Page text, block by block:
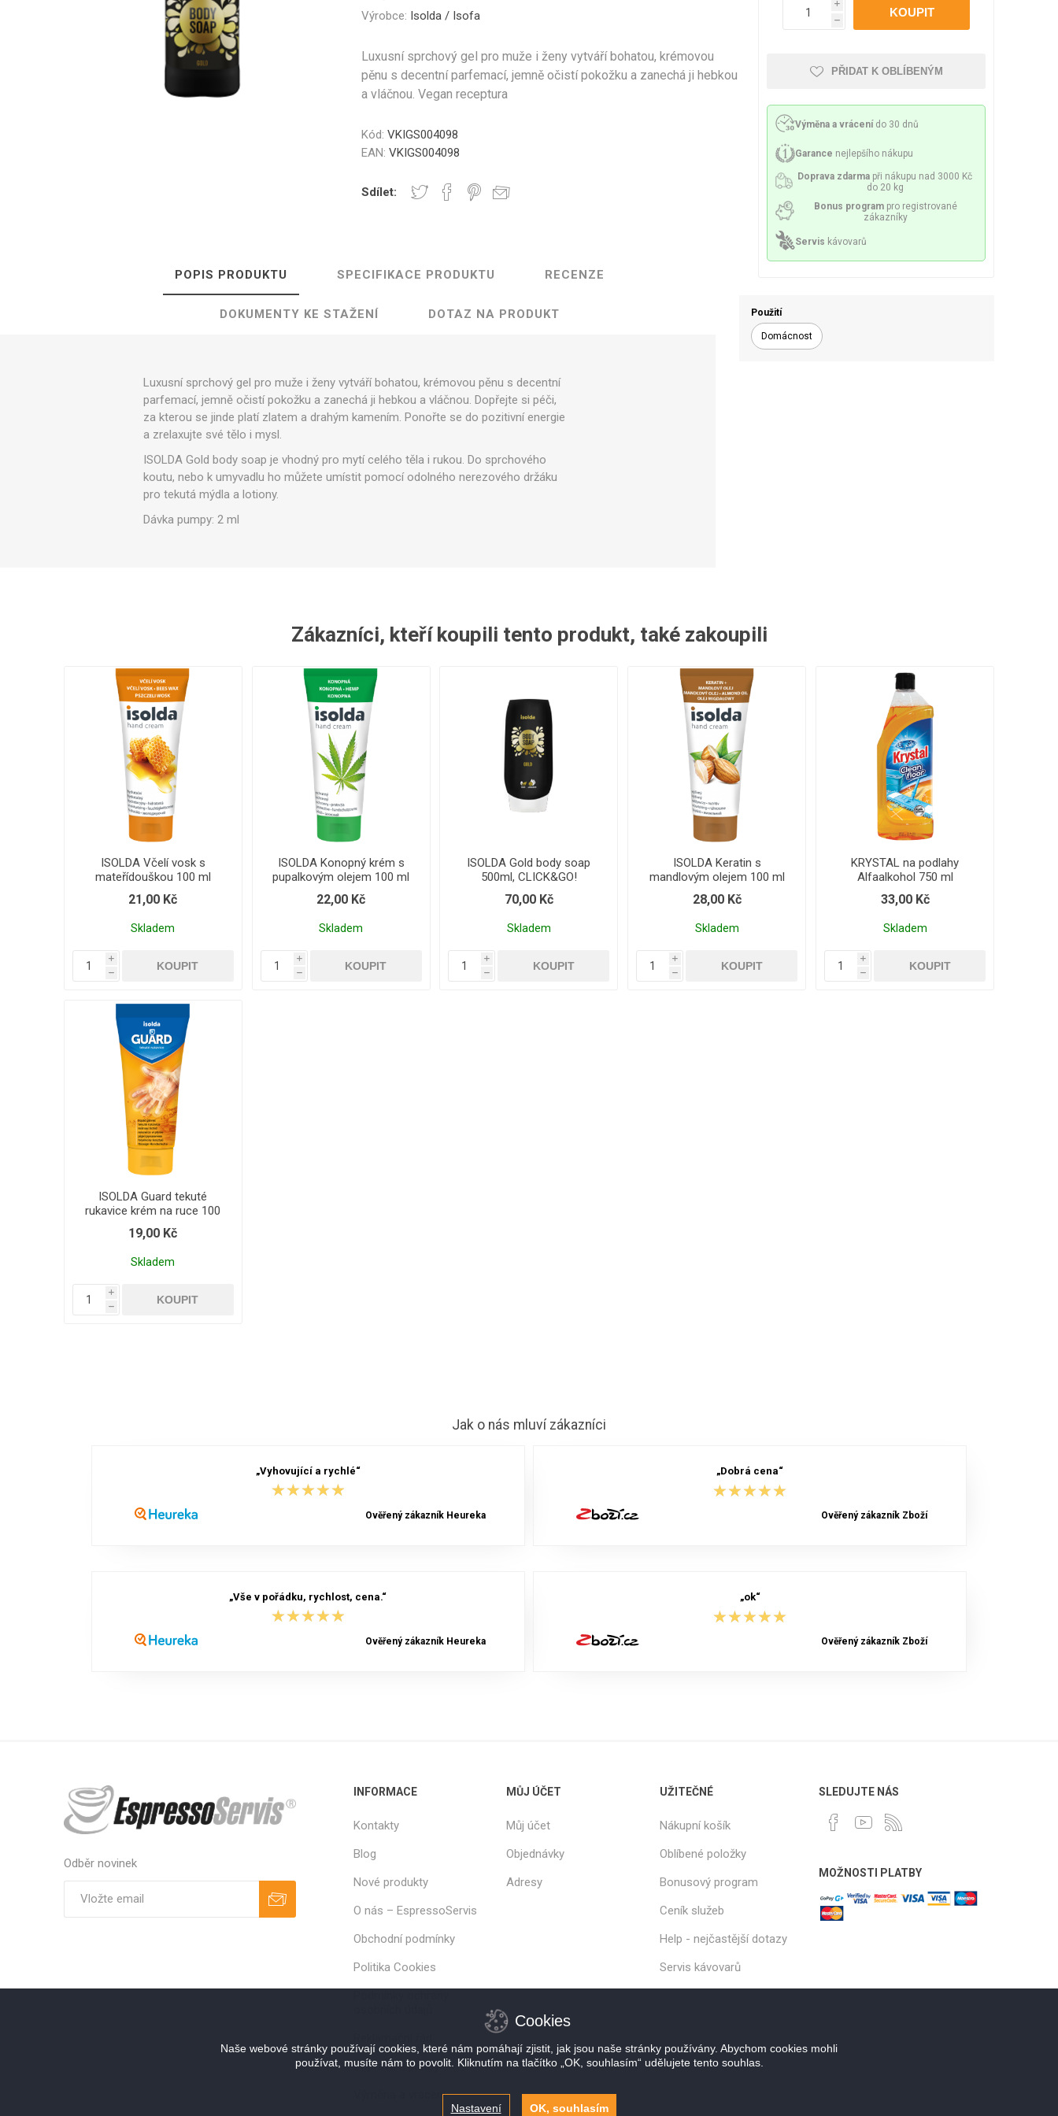
Hrnky a Sklenice
Části krytu Mazivo
Elektronika Topná tělesa a spirály Čerpadla
Sage
Professional
Výrobce: Isolda / Isofa
Luxusní sprchový gel pro muže i ženy vytváří bohatou, krémovou
pěnu s decentní parfemací, jemně očistí pokožku a zanechá ji hebkou
a vláčnou. Vegan receptura
Kód: VKIGS004098
EAN: VKIGS004098
Sdílet:
i
h
PŘIDAT K OBLÍBENÝM
Výměna a vrácení do 30 dnů
Garance nejlepšího nákupu
Doprava zdarma při nákupu nad 3000 Kč
do 20 kg
Bonus program pro registrované
zákazníky
Servis kávovarů
Použití
Domácnost
POPIS PRODUKTU SPECIFIKACE PRODUKTU RECENZE
DOKUMENTY KE STAŽENÍ DOTAZ NA PRODUKT
Luxusní sprchový gel pro muže i ženy vytváří bohatou, krémovou pěnu s decentní
parfemací, jemně očistí pokožku a zanechá ji hebkou a vláčnou. Dopřejte si péči,
za kterou se jinde platí zlatem a drahým kamením. Ponořte se do pozitivní energie
a zrelaxujte své tělo i mysl.​
ISOLDA Gold body soap je vhodný pro mytí celého těla i rukou. Do sprchového
koutu, nebo k umyvadlu ho můžete umístit pomocí odolného nerezového držáku
pro tekutá mýdla a lotiony.
Dávka pumpy: 2 ml​
Zákazníci, kteří koupili tento produkt, také zakoupili
ISOLDA Včelí vosk s
mateřídouškou 100 ml
21,00 Kč
Skladem
i
h
ISOLDA Konopný krém s
pupalkovým olejem 100 ml
22,00 Kč
Skladem
i
h
ISOLDA Gold body soap
500ml, CLICK&GO!
70,00 Kč
Skladem
i
h
ISOLDA Keratin s
mandlovým olejem 100 ml
28,00 Kč
Skladem
i
h
KRYSTAL na podlahy
Alfaalkohol 750 ml
33,00 Kč
Skladem
i
h
ISOLDA Guard tekuté
rukavice krém na ruce 100
ml
19,00 Kč
Skladem
i
h
Jak o nás mluví zákazníci
„Vyhovující a rychlé“
★★★★★
★★★★★
Ověřený zákazník Heureka
„Dobrá cena“
★★★★★
★★★★★
Ověřený zákazník Zboží
„Vše v pořádku, rychlost, cena.“
★★★★★
★★★★★
Ověřený zákazník Heureka
„ok“
★★★★★
★★★★★
Ověřený zákazník Zboží
Odběr novinek
INFORMACE
Kontakty
Blog
Nové produkty
O nás – EspressoServis
Obchodní podmínky
Politika Cookies
Doprava a platby
Výměna a vrácení
MŮJ ÚČET
Můj účet
Objednávky
Adresy
UŽITEČNÉ
Nákupní košík
Oblíbené položky
Bonusový program
Ceník služeb
Help - nejčastější dotazy
Servis kávovarů
SLEDUJTE NÁS
MOŽNOSTI PLATBY
Cookies
Naše webové stránky používají cookies, které nám pomáhají zjistit, jak jsou naše stránky používány. Abychom cookies mohli
používat, musíte nám to povolit. Kliknutím na tlačítko „OK, souhlasím“ udělujete tento souhlas.
Nastavení OK, souhlasím